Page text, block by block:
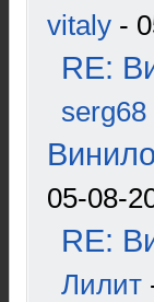
vitaly -
RE:
serg68
05-08-
RE:
Лилит